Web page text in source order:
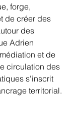
forge,
de créer des
des
Adrien
et de
circulation des
s'inscrit
territorial.